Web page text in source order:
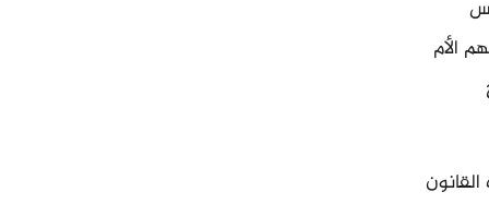
الأم